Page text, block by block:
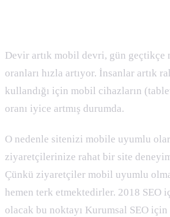
Devir artık mobil devri, gün geçtikçe
oranları hızla artıyor. İnsanlar artık
kullandığı için mobil cihazların
oranı iyice artmış durumda.
O nedenle sitenizi mobile uyumlu
ziyaretçilerinize rahat bir site
Çünkü ziyaretçiler mobil uyumlu
hemen terk etmektedirler. 2018 SEO
olacak bu noktayı Kurumsal SEO için